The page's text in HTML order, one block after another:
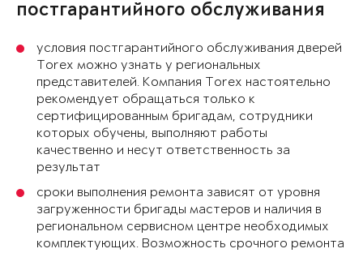
постгарантийного обслуживания
условия постгарантийного обслуживания дверей
Torex можно узнать у региональных
представителей. Компания Torex настоятельно
рекомендует обращаться только к
сертифицированным бригадам, сотрудники
которых обучены, выполняют работы
качественно и несут ответственность за
результат
сроки выполнения ремонта зависят от уровня
загруженности бригады мастеров и наличия в
региональном сервисном центре необходимых
комплектующих. Возможность срочного ремонта